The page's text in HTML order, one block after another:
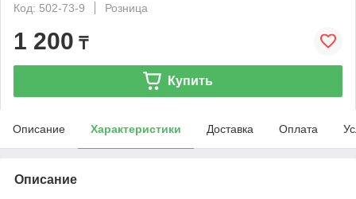
Код: 502-73-9
Розница
1 200 ₸
Купить
Описание Характеристики Доставка Оплата
Описание